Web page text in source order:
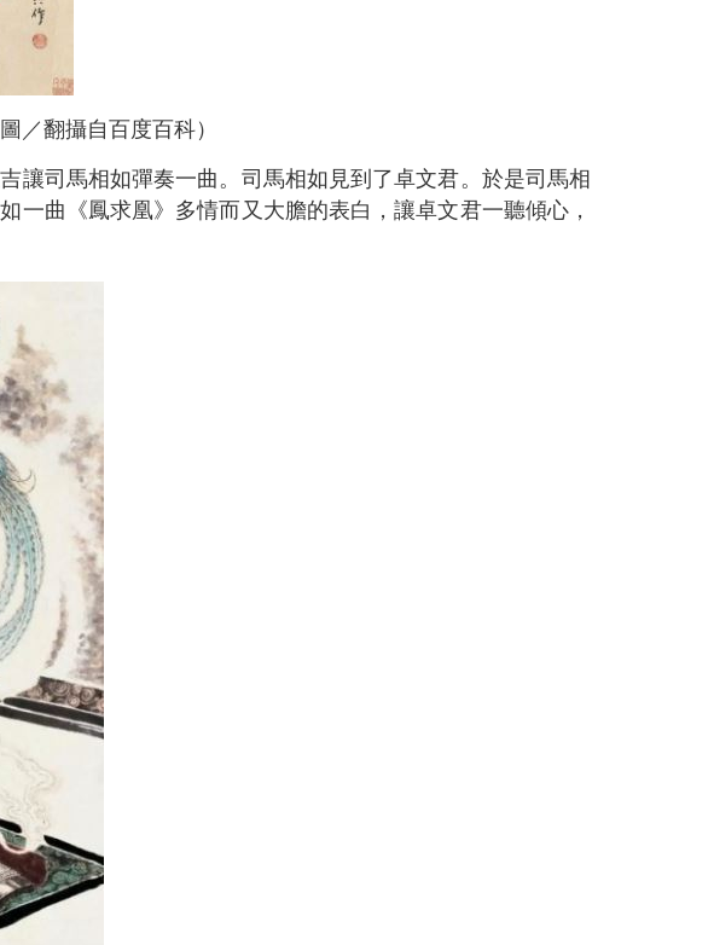
／翻攝自百度百科）
讓司馬相如彈奏一曲。司馬相如見到了卓文君。於是司馬相
曲《鳳求凰》多情而又大膽的表白，讓卓文君一聽傾心，